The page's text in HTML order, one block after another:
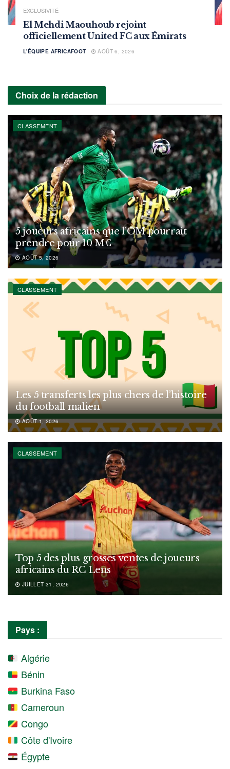
EXCLUSIVITÉ
El Mehdi Maouhoub rejoint
officiellement United FC aux Émirats
L'ÉQUIPE AFRICAFOOT AOÛT 6, 2026
Choix de la rédaction
CLASSEMENT
5 joueurs africains que l’OM pourrait
prendre pour 10 M€
AOÛT 5, 2026
CLASSEMENT
Les 5 transferts les plus chers de l’histoire
du football malien
AOÛT 1, 2026
CLASSEMENT
Top 5 des plus grosses ventes de joueurs
africains du RC Lens
JUILLET 31, 2026
Pays :
Algérie
Bénin
Burkina Faso
Cameroun
Congo
Côte d'Ivoire
Égypte